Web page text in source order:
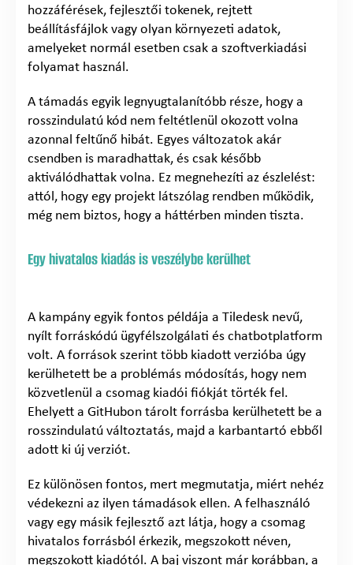
hozzáférések, fejlesztői tokenek, rejtett
beállításfájlok vagy olyan környezeti adatok,
amelyeket normál esetben csak a szoftverkiadási
folyamat használ.
A támadás egyik legnyugtalanítóbb része, hogy a
rosszindulatú kód nem feltétlenül okozott volna
azonnal feltűnő hibát. Egyes változatok akár
csendben is maradhattak, és csak később
aktiválódhattak volna. Ez megnehezíti az észlelést:
attól, hogy egy projekt látszólag rendben működik,
még nem biztos, hogy a háttérben minden tiszta.
Egy hivatalos kiadás is veszélybe kerülhet
A kampány egyik fontos példája a Tiledesk nevű,
nyílt forráskódú ügyfélszolgálati és chatbotplatform
volt. A források szerint több kiadott verzióba úgy
kerülhetett be a problémás módosítás, hogy nem
közvetlenül a csomag kiadói fiókját törték fel.
Ehelyett a GitHubon tárolt forrásba kerülhetett be a
rosszindulatú változtatás, majd a karbantartó ebből
adott ki új verziót.
Ez különösen fontos, mert megmutatja, miért nehéz
védekezni az ilyen támadások ellen. A felhasználó
vagy egy másik fejlesztő azt látja, hogy a csomag
hivatalos forrásból érkezik, megszokott néven,
megszokott kiadótól. A baj viszont már korábban, a